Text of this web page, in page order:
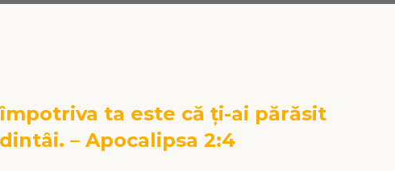
ta este că ţi-ai părăsit
– Apocalipsa 2:4